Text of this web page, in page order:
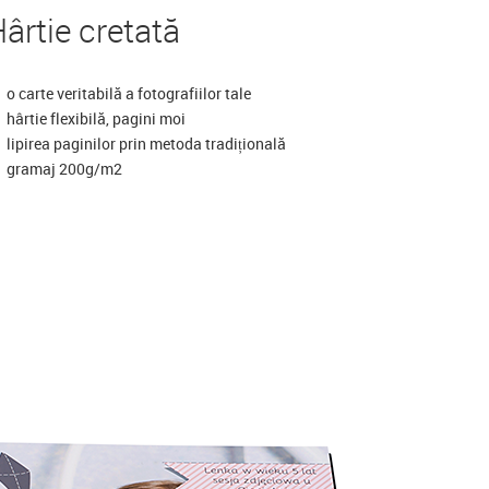
cretată
o carte veritabilă a fotografiilor tale
hârtie flexibilă, pagini moi
lipirea paginilor prin metoda tradițională
gramaj 200g/m2